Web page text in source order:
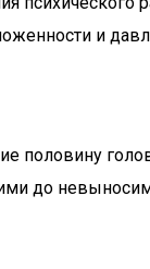
и
до